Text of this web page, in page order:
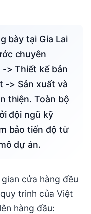
chuyên
-> Thiết kế bản
-> Sản xuất và
thiện. Toàn bộ
đội ngũ kỹ
bảo tiến độ từ
dự án.
cửa hàng đều
trình của Việt
hàng đầu: